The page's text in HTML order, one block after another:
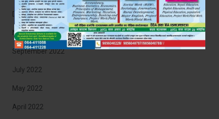
December 2022
November 2022
September 2022
July 2022
May 2022
April 2022